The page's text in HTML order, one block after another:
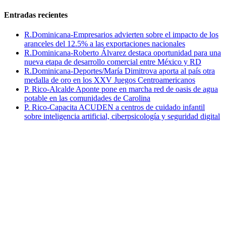
Entradas recientes
R.Dominicana-Empresarios advierten sobre el impacto de los
aranceles del 12.5% a las exportaciones nacionales
R.Dominicana-Roberto Álvarez destaca oportunidad para una
nueva etapa de desarrollo comercial entre México y RD
R.Dominicana-Deportes/María Dimitrova aporta al país otra
medalla de oro en los XXV Juegos Centroamericanos
P. Rico-Alcalde Aponte pone en marcha red de oasis de agua
potable en las comunidades de Carolina
P. Rico-Capacita ACUDEN a centros de cuidado infantil
sobre inteligencia artificial, ciberpsicología y seguridad digital